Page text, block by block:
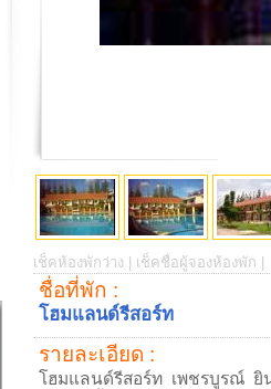
เช็คห้องพักว่าง | เช็คชื่อผู้จองห้องพัก |
ชื่อที่พัก :
โฮมแลนด์รีสอร์ท
รายละเอียด :
โฮมแลนด์รีสอร์ท เพชรบูรณ์